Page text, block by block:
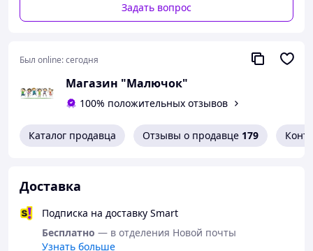
Задать вопрос
Был online:сегодня
Магазин "Малючок"
100% положительных отзывов
Каталог продавца Отзывы о продавце 179
Доставка
Подписка на доставку Smart
Бесплатно — в отделения Новой почты
Узнать больше